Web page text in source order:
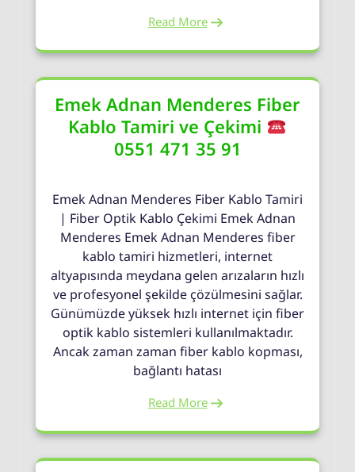
Read More
Emek Adnan Menderes Fiber
Kablo Tamiri ve Çekimi
0551 471 35 91
Emek Adnan Menderes Fiber Kablo Tamiri
| Fiber Optik Kablo Çekimi Emek Adnan
Menderes Emek Adnan Menderes fiber
kablo tamiri hizmetleri, internet
altyapısında meydana gelen arızaların hızlı
ve profesyonel şekilde çözülmesini sağlar.
Günümüzde yüksek hızlı internet için fiber
optik kablo sistemleri kullanılmaktadır.
Ancak zaman zaman fiber kablo kopması,
bağlantı hatası
Read More